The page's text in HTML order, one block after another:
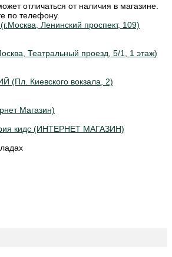
отличаться от наличия в магазине.
по телефону.
Ленинский проспект, 109)
Театральный проезд, 5/1, 1 этаж)
(Пл. Киевского вокзала, 2)
Магазин)
кидс (ИНТЕРНЕТ МАГАЗИН)